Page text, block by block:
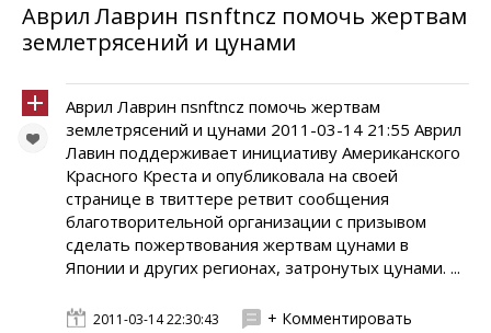
Аврил Лаврин пsnftncz помочь жертвам
землетрясений и цунами
Аврил Лаврин пsnftncz помочь жертвам
землетрясений и цунами 2011-03-14 21:55 Аврил
Лавин поддерживает инициативу Американского
Красного Креста и опубликовала на своей
странице в твиттере ретвит сообщения
благотворительной организации с призывом
сделать пожертвования жертвам цунами в
Японии и других регионах, затронутых цунами. ...
2011-03-14 22:30:43 + Комментировать